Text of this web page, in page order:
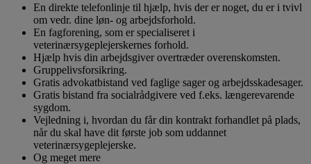
En direkte telefonlinje til hjælp, hvis der er noget, du er i tvivl
om vedr. dine løn- og arbejdsforhold.
En fagforening, som er specialiseret i
veterinærsygeplejerskernes forhold.
Hjælp hvis din arbejdsgiver overtræder overenskomsten.
Gruppelivsforsikring.
Gratis advokatbistand ved faglige sager og arbejdsskadesager.
Gratis bistand fra socialrådgivere ved f.eks. længerevarende
sygdom.
Vejledning i, hvordan du får din kontrakt forhandlet på plads,
når du skal have dit første job som uddannet
veterinærsygeplejerske.
Og meget mere